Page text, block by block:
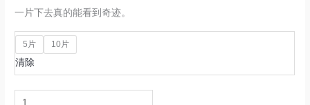
一片下去真的能看到奇迹。
5片 10片
清除